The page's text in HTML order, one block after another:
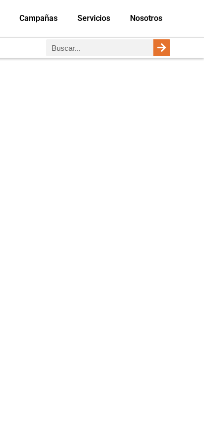
Campañas Servicios Nosotros